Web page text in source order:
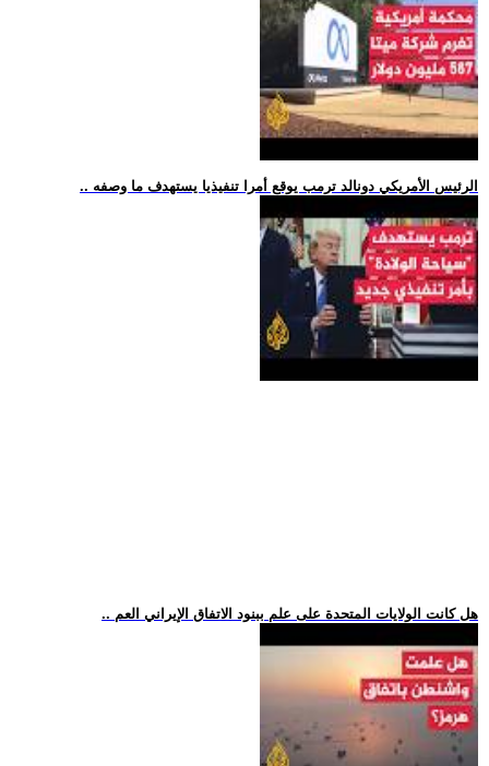
.. الرئيس الأمريكي دونالد ترمب يوقع أمرا تنفيذيا يستهدف ما وصفه
.. هل كانت الولايات المتحدة على علم ببنود الاتفاق الإيراني العم